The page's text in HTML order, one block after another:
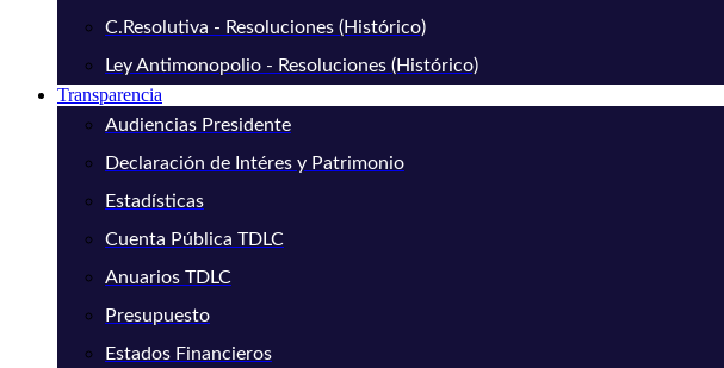
C.Resolutiva - Resoluciones (Histórico)
Ley Antimonopolio - Resoluciones (Histórico)
Transparencia
Audiencias Presidente
Declaración de Intéres y Patrimonio
Estadísticas
Cuenta Pública TDLC
Anuarios TDLC
Presupuesto
Estados Financieros